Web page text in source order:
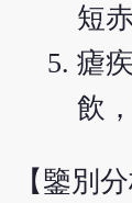
短
瘧
飲
【鑒別分